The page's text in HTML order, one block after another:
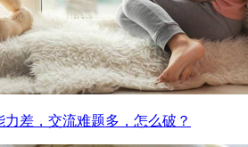
力差，交流难题多，怎么破？